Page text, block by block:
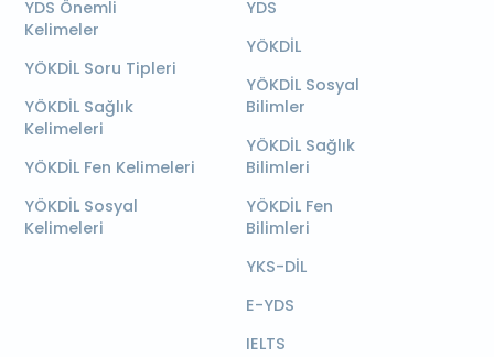
YDS Önemli
Kelimeler
YÖKDİL Soru Tipleri
YÖKDİL Sağlık
Kelimeleri
YÖKDİL Fen Kelimeleri
YÖKDİL Sosyal
Kelimeleri
YDS
YÖKDİL
YÖKDİL Sosyal
Bilimler
YÖKDİL Sağlık
Bilimleri
YÖKDİL Fen
Bilimleri
YKS-DİL
E-YDS
IELTS